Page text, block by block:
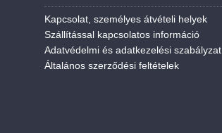
Kapcsolat, személyes átvételi helyek
Szállítással kapcsolatos információ
Adatvédelmi és adatkezelési szabályzat
Általános szerződési feltételek